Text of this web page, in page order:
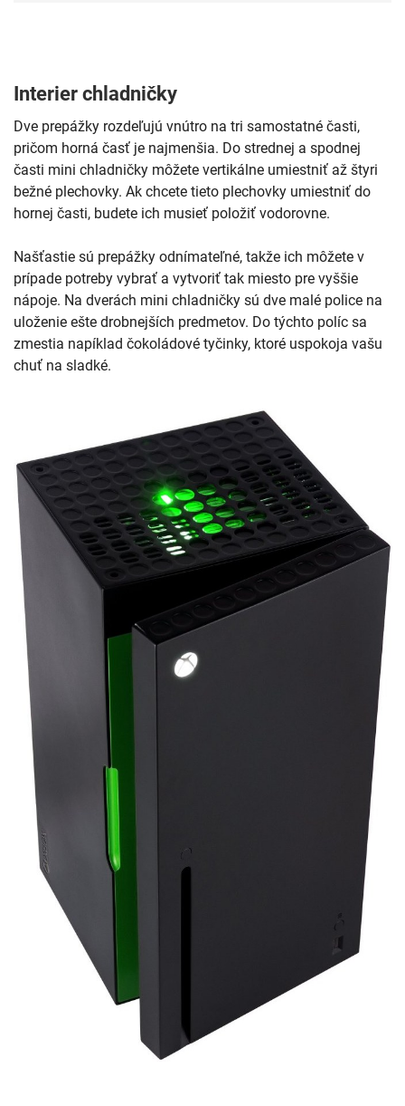
Interier chladničky
Dve prepážky rozdeľujú vnútro na tri samostatné časti,
pričom horná časť je najmenšia. Do strednej a spodnej
časti mini chladničky môžete vertikálne umiestniť až štyri
bežné plechovky. Ak chcete tieto plechovky umiestniť do
hornej časti, budete ich musieť položiť vodorovne.
Našťastie sú prepážky odnímateľné, takže ich môžete v
prípade potreby vybrať a vytvoriť tak miesto pre vyššie
nápoje. Na dverách mini chladničky sú dve malé police na
uloženie ešte drobnejších predmetov. Do týchto políc sa
zmestia napíklad čokoládové tyčinky, ktoré uspokoja vašu
chuť na sladké.